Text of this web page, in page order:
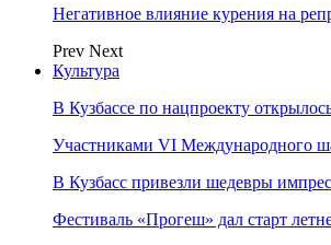
Негативное влияние курения на
Prev Next
Культура
В Кузбассе по нацпроекту
Участниками VI Международного
В Кузбасс привезли шедевры
Фестиваль «Прогеш» дал старт